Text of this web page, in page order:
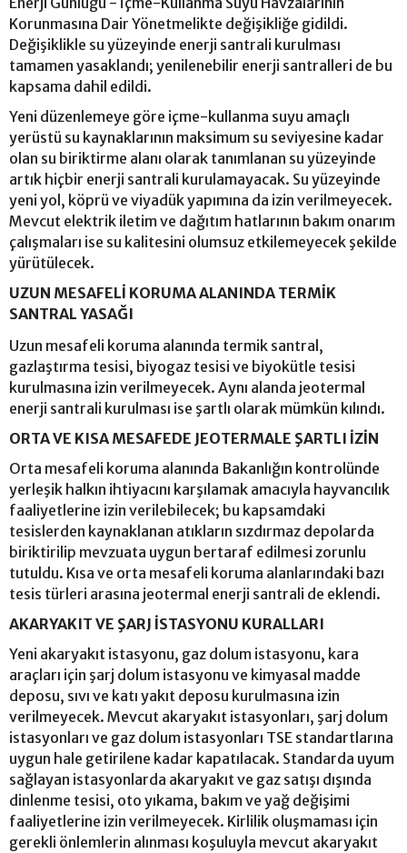
Korunmasına Dair Yönetmelikte değişikliğe gidildi.
Değişiklikle su yüzeyinde enerji santrali kurulması
tamamen yasaklandı; yenilenebilir enerji santralleri de bu
kapsama dahil edildi.
Yeni düzenlemeye göre içme-kullanma suyu amaçlı
yerüstü su kaynaklarının maksimum su seviyesine kadar
olan su biriktirme alanı olarak tanımlanan su yüzeyinde
artık hiçbir enerji santrali kurulamayacak. Su yüzeyinde
yeni yol, köprü ve viyadük yapımına da izin verilmeyecek.
Mevcut elektrik iletim ve dağıtım hatlarının bakım onarım
çalışmaları ise su kalitesini olumsuz etkilemeyecek şekilde
yürütülecek.
UZUN MESAFELİ KORUMA ALANINDA TERMİK
SANTRAL YASAĞI
Uzun mesafeli koruma alanında termik santral,
gazlaştırma tesisi, biyogaz tesisi ve biyokütle tesisi
kurulmasına izin verilmeyecek. Aynı alanda jeotermal
enerji santrali kurulması ise şartlı olarak mümkün kılındı.
ORTA VE KISA MESAFEDE JEOTERMALE ŞARTLI İZİN
Orta mesafeli koruma alanında Bakanlığın kontrolünde
yerleşik halkın ihtiyacını karşılamak amacıyla hayvancılık
faaliyetlerine izin verilebilecek; bu kapsamdaki
tesislerden kaynaklanan atıkların sızdırmaz depolarda
biriktirilip mevzuata uygun bertaraf edilmesi zorunlu
tutuldu. Kısa ve orta mesafeli koruma alanlarındaki bazı
tesis türleri arasına jeotermal enerji santrali de eklendi.
AKARYAKIT VE ŞARJ İSTASYONU KURALLARI
Yeni akaryakıt istasyonu, gaz dolum istasyonu, kara
araçları için şarj dolum istasyonu ve kimyasal madde
deposu, sıvı ve katı yakıt deposu kurulmasına izin
verilmeyecek. Mevcut akaryakıt istasyonları, şarj dolum
istasyonları ve gaz dolum istasyonları TSE standartlarına
uygun hale getirilene kadar kapatılacak. Standarda uyum
sağlayan istasyonlarda akaryakıt ve gaz satışı dışında
dinlenme tesisi, oto yıkama, bakım ve yağ değişimi
faaliyetlerine izin verilmeyecek. Kirlilik oluşmaması için
gerekli önlemlerin alınması koşuluyla mevcut akaryakıt